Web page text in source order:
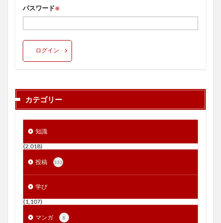
パスワード※
ログイン
カテゴリー
知識
(2,018)
投稿 333
学び
(1,107)
マンガ 8